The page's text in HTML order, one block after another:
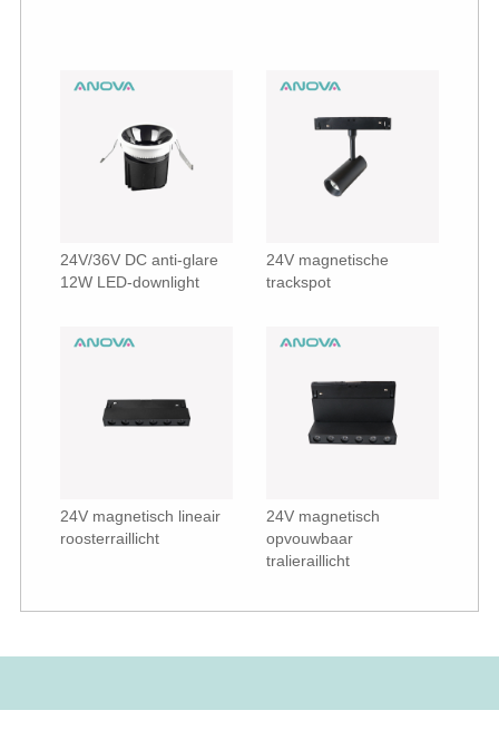
24V/36V DC anti-glare
12W LED-downlight
24V magnetische
trackspot
24V magnetisch lineair
roosterraillicht
24V magnetisch
opvouwbaar
tralieraillicht